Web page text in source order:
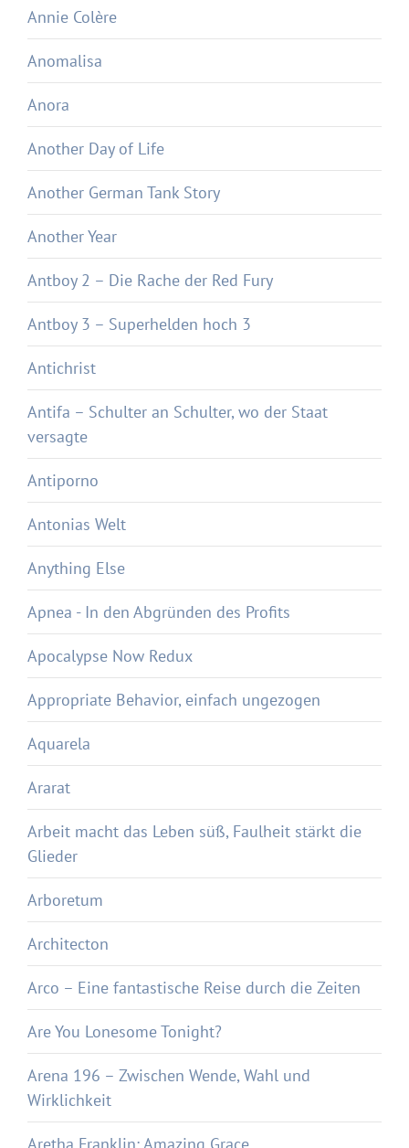
Annie Colère
Anomalisa
Anora
Another Day of Life
Another German Tank Story
Another Year
Antboy 2 – Die Rache der Red Fury
Antboy 3 – Superhelden hoch 3
Antichrist
Antifa – Schulter an Schulter, wo der Staat
versagte
Antiporno
Antonias Welt
Anything Else
Apnea - In den Abgründen des Profits
Apocalypse Now Redux
Appropriate Behavior, einfach ungezogen
Aquarela
Ararat
Arbeit macht das Leben süß, Faulheit stärkt die
Glieder
Arboretum
Architecton
Arco – Eine fantastische Reise durch die Zeiten
Are You Lonesome Tonight?
Arena 196 – Zwischen Wende, Wahl und
Wirklichkeit